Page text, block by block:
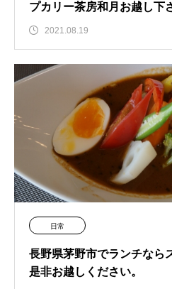
プカリー茶房和月お越し下
2021.08.19
日常
長野県茅野市でランチなら
是非お越しください。